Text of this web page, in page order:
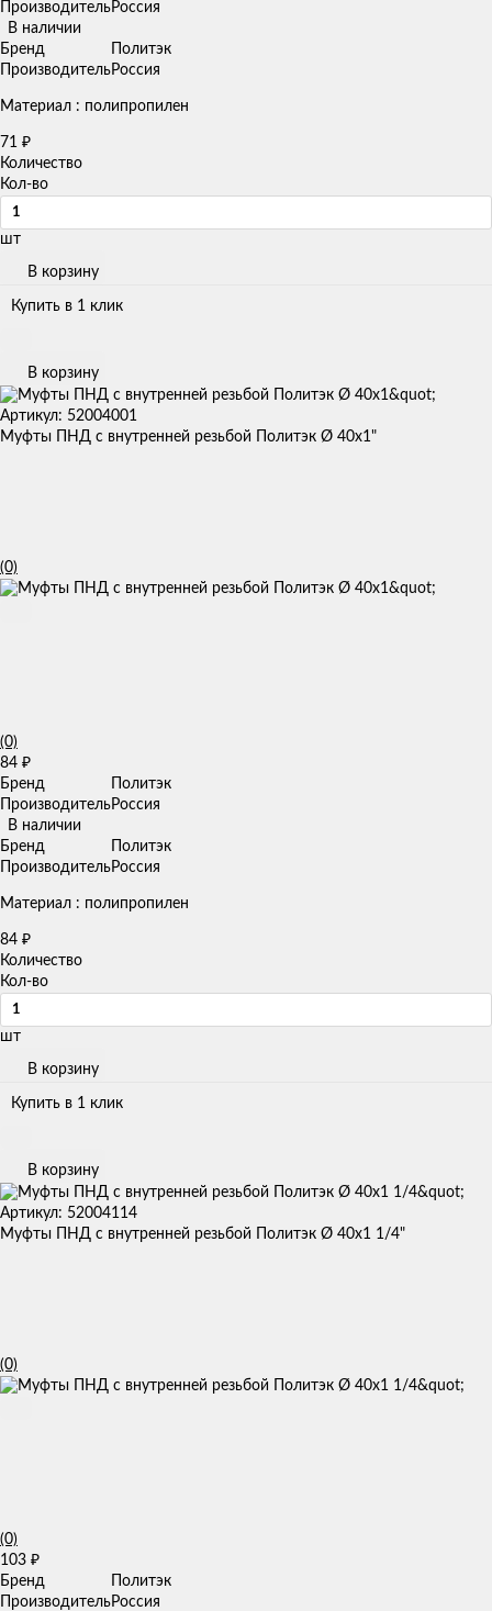
ПроизводительРоссия
В наличии
Бренд
Политэк
ПроизводительРоссия
Материал : полипропилен
71 ₽
Количество
Кол-во
шт
В корзину
Купить в 1 клик
В корзину
Артикул: 52004001
Муфты ПНД с внутренней резьбой Политэк Ø 40x1"
(0)
(0)
84 ₽
Бренд
Политэк
ПроизводительРоссия
В наличии
Бренд
Политэк
ПроизводительРоссия
Материал : полипропилен
84 ₽
Количество
Кол-во
шт
В корзину
Купить в 1 клик
В корзину
Артикул: 52004114
Муфты ПНД с внутренней резьбой Политэк Ø 40x1 1/4"
(0)
(0)
103 ₽
Бренд
Политэк
ПроизводительРоссия